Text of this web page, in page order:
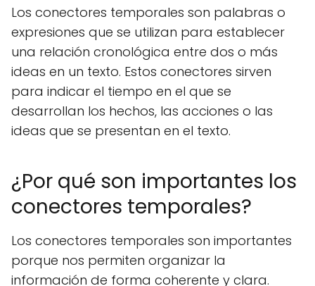
Los conectores temporales son palabras o
expresiones que se utilizan para establecer
una relación cronológica entre dos o más
ideas en un texto. Estos conectores sirven
para indicar el tiempo en el que se
desarrollan los hechos, las acciones o las
ideas que se presentan en el texto.
¿Por qué son importantes los
conectores temporales?
Los conectores temporales son importantes
porque nos permiten organizar la
información de forma coherente y clara.